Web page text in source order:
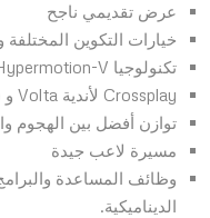
عرض تقديمي ناجح
خيارات التكوين المختلفة
تكنولوجيا Hypermotion-V تتغير.
Crossplay لأندية Volta و Pro
توازن أفضل بين الهجوم
مسيرة لاعب جيدة
وظائف المساعدة
الديناميكية.